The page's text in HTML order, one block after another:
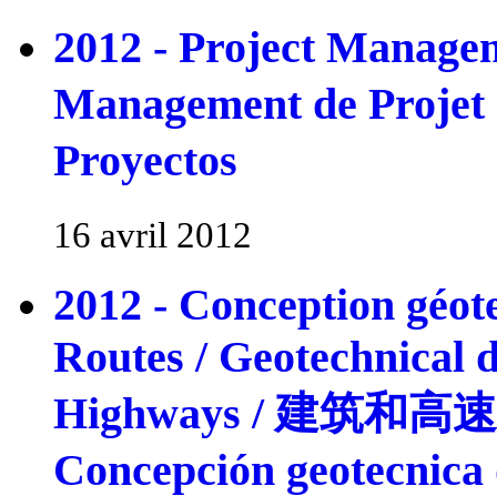
2012 - Project
Management de
Proyectos
16 avril 2012
2012 - Conception
Routes / Geotechnical
Highways / 建筑和高
Concepción